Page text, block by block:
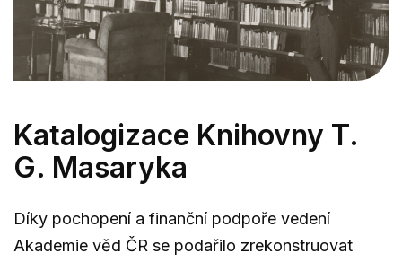
Katalogizace Knihovny T.
G. Masaryka
Díky pochopení a finanční podpoře vedení
Akademie věd ČR se podařilo zrekonstruovat